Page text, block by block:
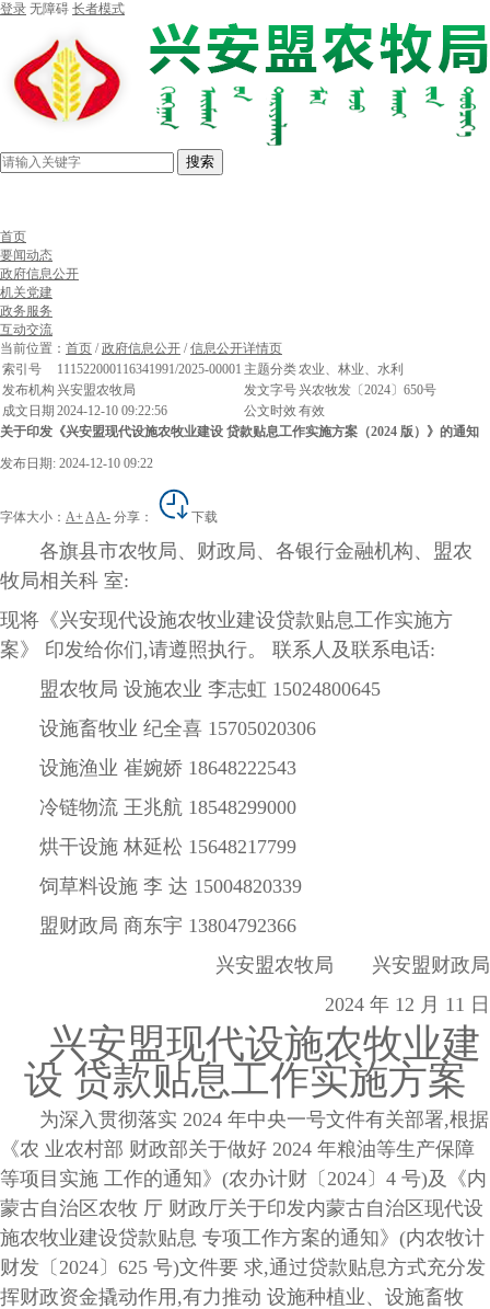
登录 无障碍 长者模式
搜索
首页
要闻动态
政府信息公开
机关党建
政务服务
互动交流
当前位置： 首页 /政府信息公开 /信息公开详情页
索引号
111522000116341991/2025-00001 主题分类农业、林业、水利
发布机构 兴安盟农牧局 发文字号 兴农牧发〔2024〕650号
成文日期 2024-12-10 09:22:56 公文时效 有效
关于印发《兴安盟现代设施农牧业建设 贷款贴息工作实施方案（2024 版）》的通知
发布日期: 2024-12-10 09:22
字体大小： A+ AA- 分享： 下载
各旗县市农牧局、财政局、各银行金融机构、盟农
牧局相关科 室:
现将《兴安现代设施农牧业建设贷款贴息工作实施方
案》 印发给你们,请遵照执行。 联系人及联系电话:
盟农牧局 设施农业 李志虹 15024800645
设施畜牧业 纪全喜 15705020306
设施渔业 崔婉娇 18648222543
冷链物流 王兆航 18548299000
烘干设施 林延松 15648217799
饲草料设施 李 达 15004820339
盟财政局 商东宇 13804792366
兴安盟农牧局 兴安盟财政局
2024 年 12 月 11 日
兴安盟现代设施农牧业建
设 贷款贴息工作实施方案
为深入贯彻落实 2024 年中央一号文件有关部署,根据
《农 业农村部 财政部关于做好 2024 年粮油等生产保障
等项目实施 工作的通知》(农办计财〔2024〕4 号)及《内
蒙古自治区农牧 厅 财政厅关于印发内蒙古自治区现代设
施农牧业建设贷款贴息 专项工作方案的通知》(内农牧计
财发〔2024〕625 号)文件要 求,通过贷款贴息方式充分发
挥财政资金撬动作用,有力推动 设施种植业、设施畜牧